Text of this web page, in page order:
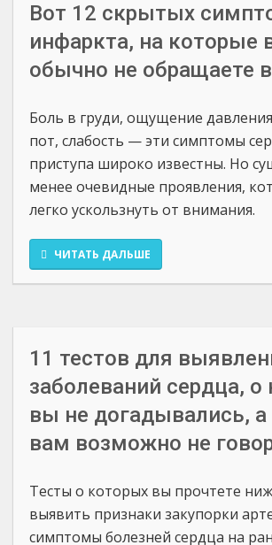
Вот 12 скрытых
инфаркта, на которые
обычно не обращаете
Боль в груди, ощущение
пот, слабость — эти симптомы
приступа широко известны. Но
менее очевидные проявления,
легко ускользнуть от внимания.
ЧИТАТЬ ДАЛЬШЕ
11 тестов для
заболеваний сердца, о
вы не догадывались, а
вам возможно не
Тесты о которых вы прочтете
выявить признаки закупорки
симптомы болезней сердца на